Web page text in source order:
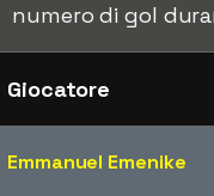
numero di gol
Giocatore
Emmanuel Emenike